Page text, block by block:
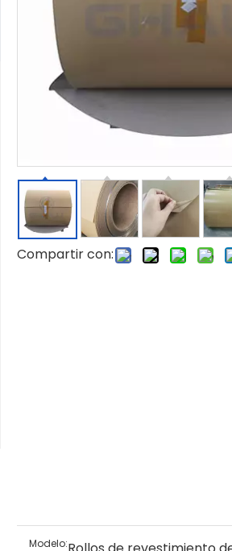
Compartir con:
Modelo: